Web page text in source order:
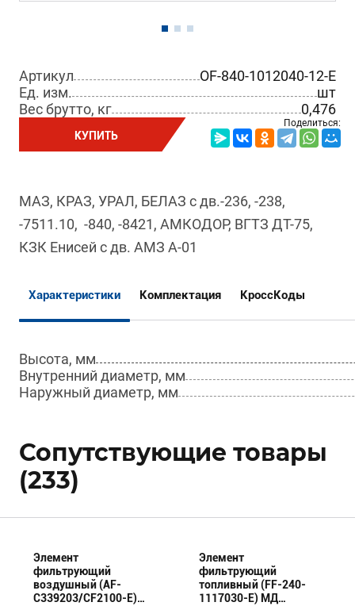
Артикул
OF-840-1012040-12-E
Ед. изм.
шт
Вес брутто, кг
0,476
КУПИТЬ
Поделиться:
МАЗ, КРАЗ, УРАЛ, БЕЛАЗ с дв.-236, -238,
-7511.10, -840, -8421, АМКОДОР, ВГТЗ ДТ-75,
КЗК Енисей с дв. АМЗ А-01
Характеристики Комплектация КроссКоды
Высота, мм
Внутренний диаметр, мм
Наружный диаметр, мм
Сопутствующие товары
(233)
Элемент
фильтрующий
воздушный (AF-
C339203/CF2100-E)
Элемент
фильтрующий
топливный (FF-240-
1117030-E) МД